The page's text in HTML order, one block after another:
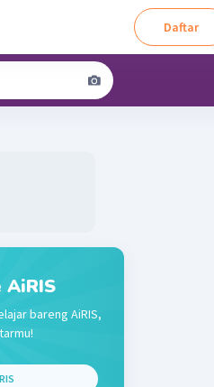
Daftar
AiRIS
bareng AiRIS,